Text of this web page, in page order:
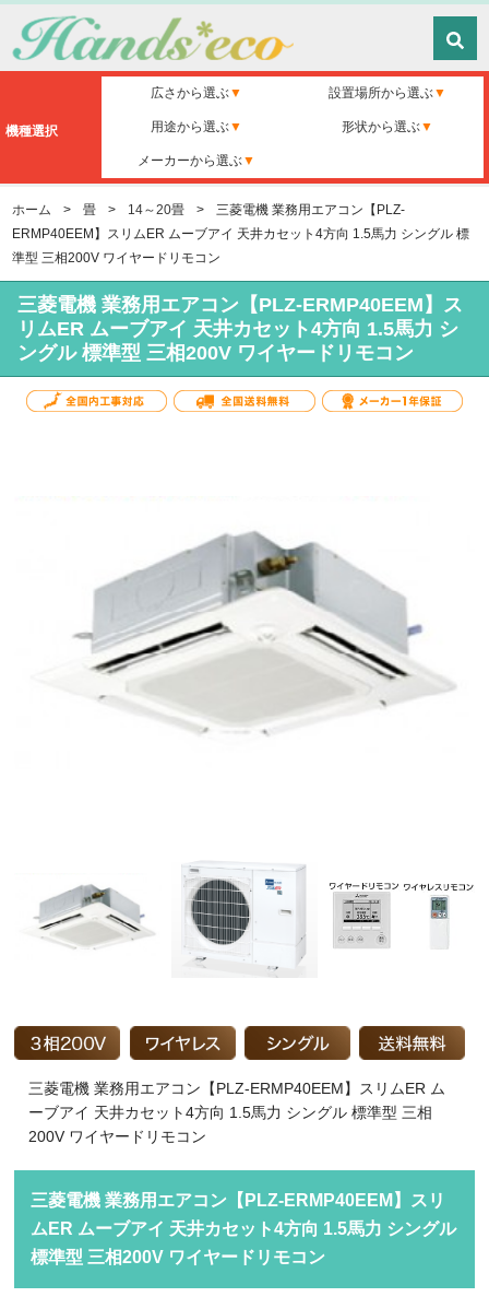
機種選択
広さから選ぶ 設置場所から選ぶ
用途から選ぶ 形状から選ぶ
メーカーから選ぶ
ホーム > 畳 > 14～20畳 >
三菱電機 業務用エアコン【PLZ-
ERMP40EEM】スリムER ムーブアイ 天井カセット4方向 1.5馬力 シングル 標
準型 三相200V ワイヤードリモコン
三菱電機 業務用エアコン【PLZ-ERMP40EEM】ス
リムER ムーブアイ 天井カセット4方向 1.5馬力 シ
ングル 標準型 三相200V ワイヤードリモコン
三菱電機 業務用エアコン【PLZ-ERMP40EEM】スリムER ム
ーブアイ 天井カセット4方向 1.5馬力 シングル 標準型 三相
200V ワイヤードリモコン
三菱電機 業務用エアコン【PLZ-ERMP40EEM】スリ
ムER ムーブアイ 天井カセット4方向 1.5馬力 シングル
標準型 三相200V ワイヤードリモコン